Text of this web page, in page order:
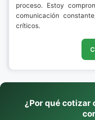
proceso. Estoy
comunicación
críticos.
¿Por qué cotizar